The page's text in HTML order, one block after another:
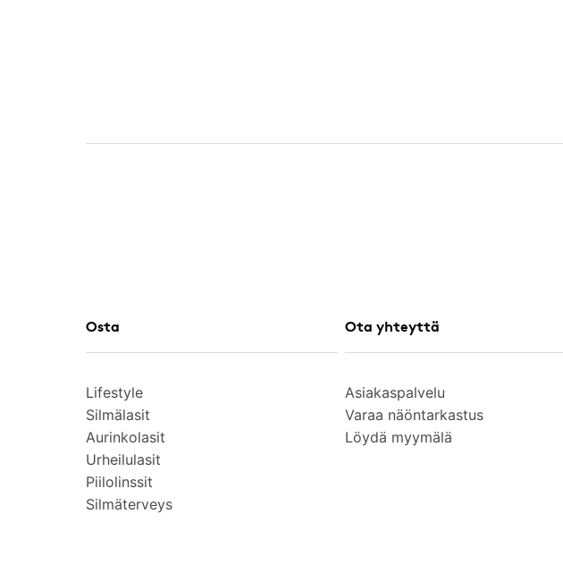
Osta
Lifestyle
Silmälasit
Aurinkolasit
Urheilulasit
Piilolinssit
Silmäterveys
Ota yhteyttä
Asiakaspalvelu
Varaa näöntarkastus
Löydä myymälä